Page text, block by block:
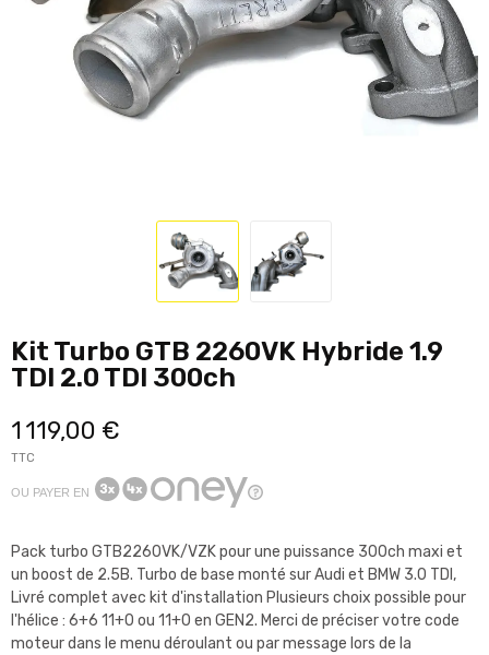
Kit Turbo GTB 2260VK Hybride 1.9
TDI 2.0 TDI 300ch
1 119,00 €
TTC
OU PAYER EN
Pack turbo GTB2260VK/VZK pour une puissance 300ch maxi et
un boost de 2.5B. Turbo de base monté sur Audi et BMW 3.0 TDI,
Livré complet avec kit d'installation Plusieurs choix possible pour
l'hélice : 6+6 11+0 ou 11+0 en GEN2. Merci de préciser votre code
moteur dans le menu déroulant ou par message lors de la